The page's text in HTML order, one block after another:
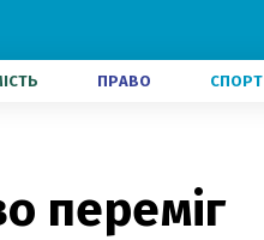
ПРАВО СПОРТ
переміг